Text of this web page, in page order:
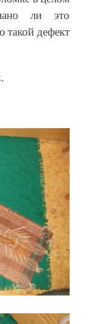
ли это
такой дефект